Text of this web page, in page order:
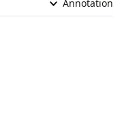
Annotation